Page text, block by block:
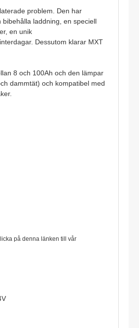
problem. Den har
laddning, en speciell
en unik
Dessutom klarar MXT
8 och 100Ah och den lämpar
dammtät) och kompatibel med
på denna länken till vår